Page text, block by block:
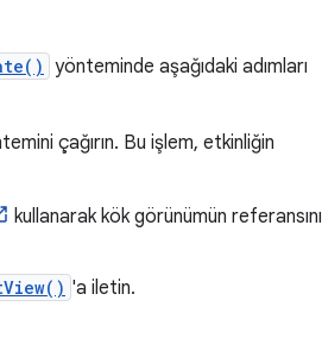
yönteminde aşağıdaki adımları
çağırın. Bu işlem, etkinliğin
kullanarak kök görünümün referansını
'a iletin.